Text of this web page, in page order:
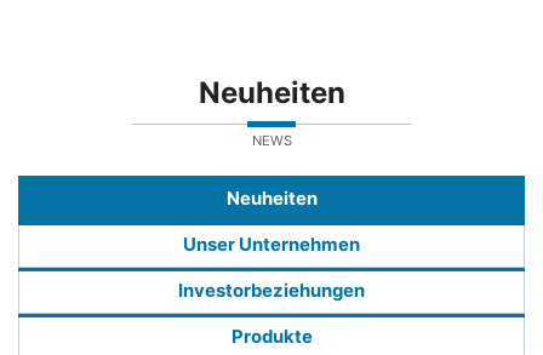
Neuheiten
NEWS
Neuheiten
Unser Unternehmen
Investorbeziehungen
Produkte